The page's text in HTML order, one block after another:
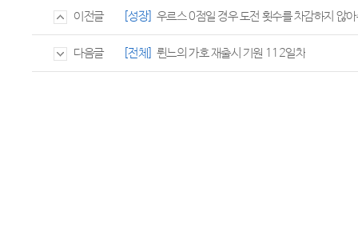
이전글 [성장] 우르스 0점일 경우 도전 횟수를 차감하지 않
다음글 [전체] 륀느의 가호 재출시 기원 112일차